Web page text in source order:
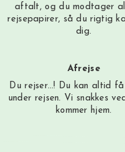
aftalt, og du modtager
rejsepapirer, så du rigtig
dig.
Afrejse
Du rejser…! Du kan altid
under rejsen. Vi snakkes
kommer hjem.